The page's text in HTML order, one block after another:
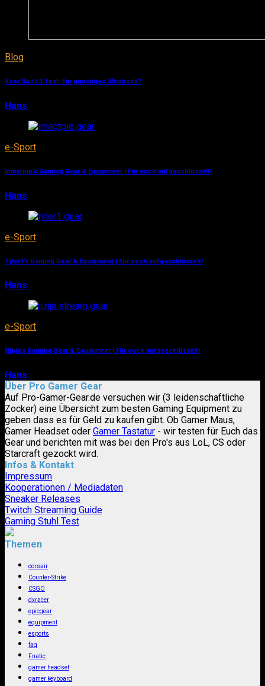
Blog
Acer Swift 3 Test: Ein günstiges Ultrabook?
Hans
e-Sport
Imaqtpie’s Gaming Gear & Equipment | Für euch aufgeschlüsselt!
Hans
e-Sport
Tyler1’s Gaming Gear & Equipment | Für euch aufgeschlüsselt!
Hans
e-Sport
Ninja’s Gaming Gear & Equipment | Für euch aufgeschlüsselt!
Hans
Über Pro Gamer Gear
Auf Pro-Gamer-Gear.de versuchen wir (3 leidenschaftliche
Zocker) eine Übersicht zum besten Gaming Equipment zu
geben dass es für Geld zu kaufen gibt. Ob Gamer Maus,
Gamer Headset oder Gamer Tastatur - wir testen für Euch das
Gear und berichten mit was bei den Pro's aus LoL, CS oder
Starcraft gezockt wird.
Infos & Kontakt
Impressum
Kooperationen / Mediadaten
Sneaker Releases
Twitch Streaming Guide
Gaming Stuhl Test
Themen
corsair
Counter-Strike
CSGO
dxracer
epicgear
equipment
esports
faq
Fnatic
gamer headset
gamer keyboard